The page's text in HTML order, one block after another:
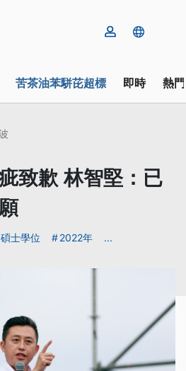
苦茶油苯駢芘超標 即時 熱
致歉 林智堅：已
碩士學位 2022年 ...